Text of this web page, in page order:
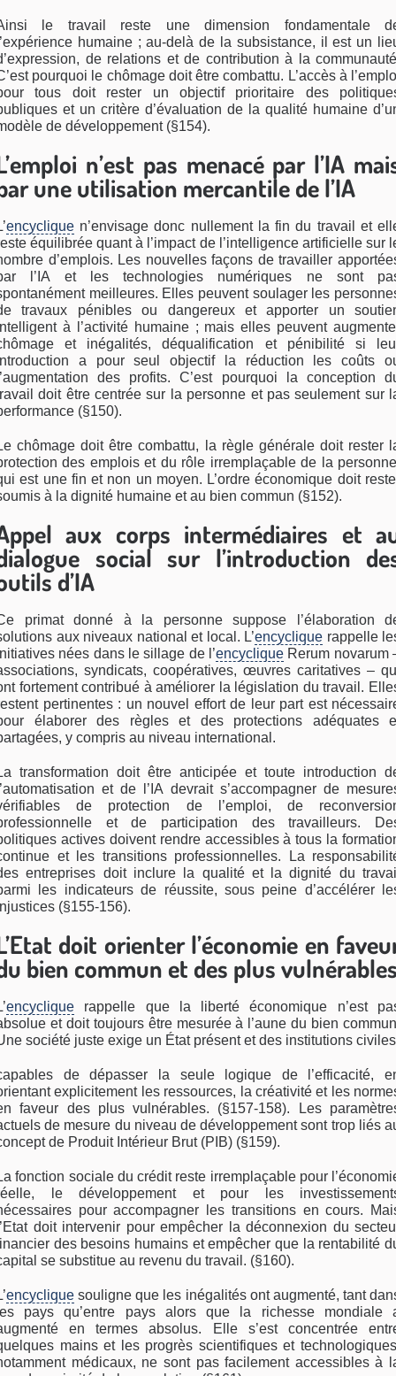
le travail reste une dimension fondamentale
humaine ; au-delà de la subsistance, il est un
de relations et de contribution à la
pourquoi le chômage doit être combattu. L’accès à
tous doit rester un objectif prioritaire des
et un critère d’évaluation de la qualité humaine
de développement (§154).
n’est pas menacé par l’IA
une utilisation mercantile de l’IA
encyclique n’envisage donc nullement la fin du travail et
équilibrée quant à l’impact de l’intelligence artificielle sur
d’emplois. Les nouvelles façons de travailler
l’IA et les technologies numériques ne sont
meilleures. Elles peuvent soulager les
travaux pénibles ou dangereux et apporter un
à l’activité humaine ; mais elles peuvent
et inégalités, déqualification et pénibilité si
a pour seul objectif la réduction les coûts
des profits. C’est pourquoi la conception
doit être centrée sur la personne et pas seulement sur
(§150).
chômage doit être combattu, la règle générale doit rester
des emplois et du rôle irremplaçable de la
est une fin et non un moyen. L’ordre économique doit
à la dignité humaine et au bien commun (§152).
aux corps intermédiaires et
social sur l’introduction
d’IA
primat donné à la personne suppose l’élaboration
aux niveaux national et local. L’encyclique rappelle
nées dans le sillage de l’encyclique Rerum novarum
syndicats, coopératives, œuvres caritatives –
fortement contribué à améliorer la législation du travail.
pertinentes : un nouvel effort de leur part est
élaborer des règles et des protections adéquates
y compris au niveau international.
transformation doit être anticipée et toute introduction
et de l’IA devrait s’accompagner de
de protection de l’emploi, de
et de participation des travailleurs.
actives doivent rendre accessibles à tous la
et les transitions professionnelles. La
entreprises doit inclure la qualité et la dignité du
les indicateurs de réussite, sous peine d’accélérer
(§155-156).
doit orienter l’économie en
bien commun et des plus
encyclique rappelle que la liberté économique n’est
et doit toujours être mesurée à l’aune du bien
société juste exige un État présent et des institutions civiles
de dépasser la seule logique de l’efficacité,
explicitement les ressources, la créativité et les
faveur des plus vulnérables. (§157-158). Les
de mesure du niveau de développement sont trop liés
de Produit Intérieur Brut (PIB) (§159).
fonction sociale du crédit reste irremplaçable pour
le développement et pour les
pour accompagner les transitions en cours.
doit intervenir pour empêcher la déconnexion du
des besoins humains et empêcher que la rentabilité
se substitue au revenu du travail. (§160).
encyclique souligne que les inégalités ont augmenté, tant
pays qu’entre pays alors que la richesse mondiale
en termes absolus. Elle s’est concentrée
mains et les progrès scientifiques et
médicaux, ne sont pas facilement accessibles à